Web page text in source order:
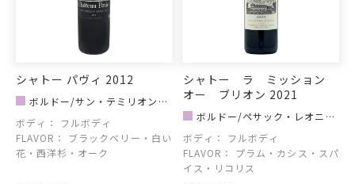
シャトー パヴィ 2012
ボルドー/サン・テミリオン地
区
ボディ：
フルボディ
FLAVOR：
ブラックベリー・白い
花・西洋杉・オーク
シャトー ラ ミッション
オー ブリオン 2021
ボルドー/ペサック・レオニャ
ン｜グラーヴ地区
ボディ：
フルボディ
FLAVOR：
プラム・カシス・スパ
イス・リコリス